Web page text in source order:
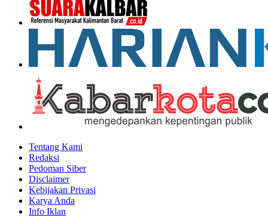
Tentang Kami
Redaksi
Pedoman Siber
Disclaimer
Kebijakan Privasi
Karya Anda
Info Iklan